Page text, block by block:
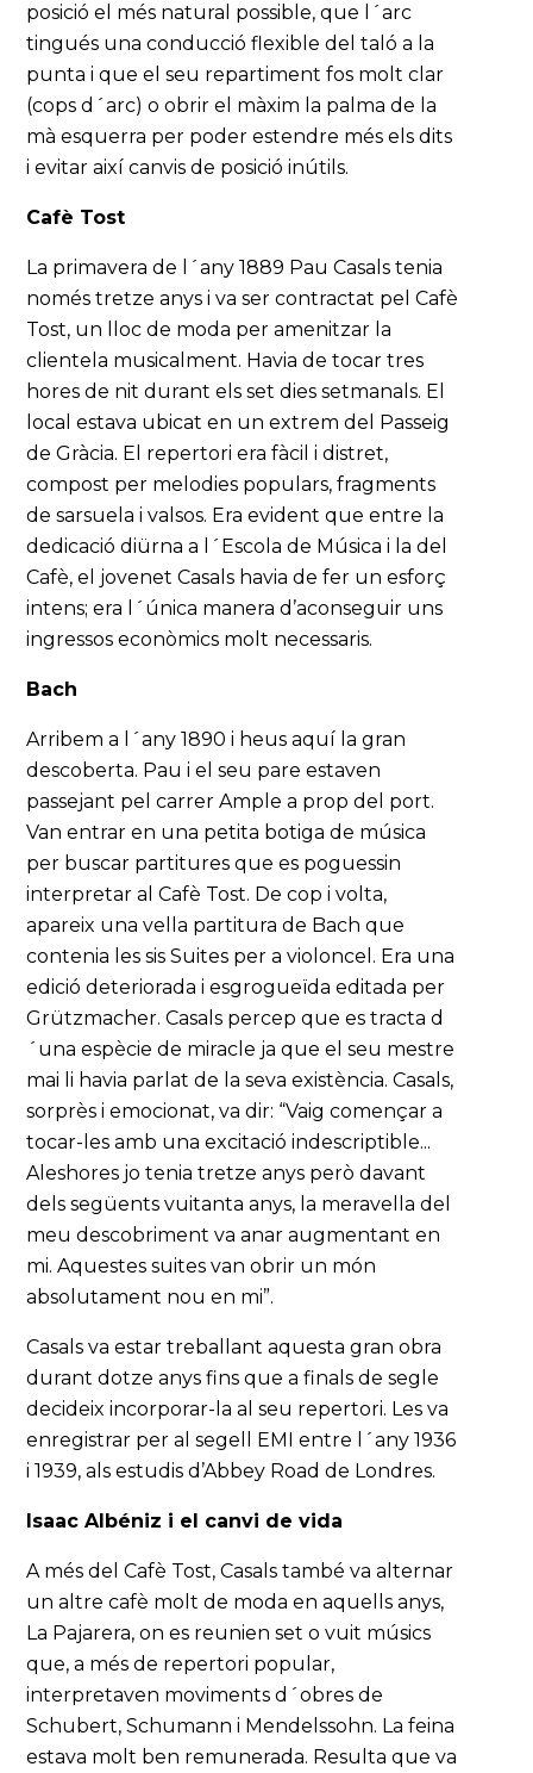
posició el més natural possible, que l´arc
tingués una conducció flexible del taló a la
punta i que el seu repartiment fos molt clar
(cops d´arc) o obrir el màxim la palma de la
mà esquerra per poder estendre més els dits
i evitar així canvis de posició inútils.
Cafè Tost
La primavera de l´any 1889 Pau Casals tenia
només tretze anys i va ser contractat pel Cafè
Tost, un lloc de moda per amenitzar la
clientela musicalment. Havia de tocar tres
hores de nit durant els set dies setmanals. El
local estava ubicat en un extrem del Passeig
de Gràcia. El repertori era fàcil i distret,
compost per melodies populars, fragments
de sarsuela i valsos. Era evident que entre la
dedicació diürna a l´Escola de Música i la del
Cafè, el jovenet Casals havia de fer un esforç
intens; era l´única manera d’aconseguir uns
ingressos econòmics molt necessaris.
Bach
Arribem a l´any 1890 i heus aquí la gran
descoberta. Pau i el seu pare estaven
passejant pel carrer Ample a prop del port.
Van entrar en una petita botiga de música
per buscar partitures que es poguessin
interpretar al Cafè Tost. De cop i volta,
apareix una vella partitura de Bach que
contenia les sis Suites per a violoncel. Era una
edició deteriorada i esgrogueïda editada per
Grützmacher. Casals percep que es tracta d
´una espècie de miracle ja que el seu mestre
mai li havia parlat de la seva existència. Casals,
sorprès i emocionat, va dir: “Vaig començar a
tocar-les amb una excitació indescriptible...
Aleshores jo tenia tretze anys però davant
dels següents vuitanta anys, la meravella del
meu descobriment va anar augmentant en
mi. Aquestes suites van obrir un món
absolutament nou en mi”.
Casals va estar treballant aquesta gran obra
durant dotze anys fins que a finals de segle
decideix incorporar-la al seu repertori. Les va
enregistrar per al segell EMI entre l´any 1936
i 1939, als estudis d’Abbey Road de Londres.
Isaac Albéniz i el canvi de vida
A més del Cafè Tost, Casals també va alternar
un altre cafè molt de moda en aquells anys,
La Pajarera, on es reunien set o vuit músics
que, a més de repertori popular,
interpretaven moviments d´obres de
Schubert, Schumann i Mendelssohn. La feina
estava molt ben remunerada. Resulta que va